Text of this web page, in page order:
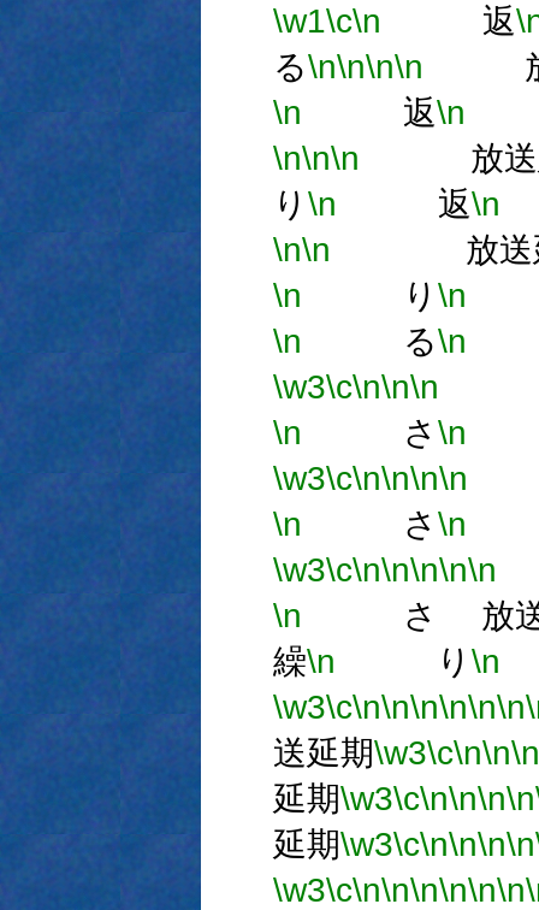
\w1\c\n 返
る\n\n\n\n 放
\n 返\n
\n\n\n 放送
り \n 返\n
\n\n 放送
\n り \n
\n る\n
\w3\c\n\n\n
\n さ \n
\w3\c\n\n\n\n
\n さ \n
\w3\c\n\n\n\n\n
\n さ 放送
繰\n り \n
\w3\c\n\n\n\n\n\n
送延期\w3\c\n\n\n
延期\w3\c\n\n\n\n
延期\w3\c\n\n\n\n
\w3\c\n\n\n\n\n\n